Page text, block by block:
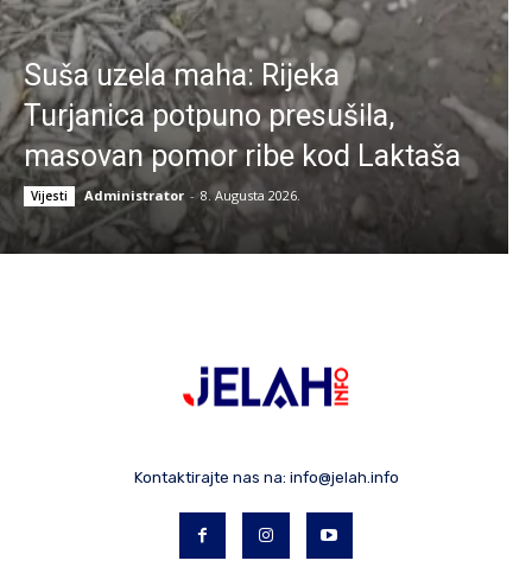
Suša uzela maha: Rijeka
Turjanica potpuno presušila,
masovan pomor ribe kod Laktaša
Vijesti Administrator - 8. Augusta 2026.
Kontaktirajte nas na: info@jelah.info